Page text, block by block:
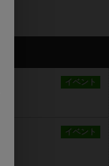
イベント
イベント